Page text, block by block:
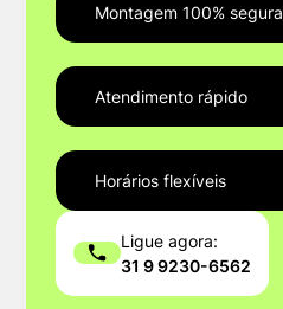
Montagem 100% segura
Atendimento rápido
Horários flexíveis
Ligue agora:
31 9 9230-6562